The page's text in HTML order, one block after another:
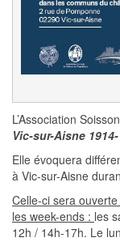
L’Association
Vic-sur-Aisne
Elle évoquera
à Vic-sur-Aisne
Celle-ci sera
les week-ends : les
12h / 14h-17h. Le